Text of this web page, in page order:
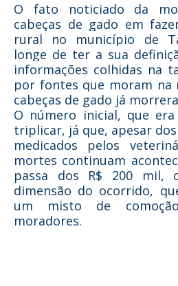
O fato noticiado da
cabeças de gado em
rural no município de
longe de ter a sua
informações colhidas na
por fontes que moram na
cabeças de gado já
O número inicial, que
triplicar, já que, apesar
medicados pelos
mortes continuam
passa dos R$ 200 mil,
dimensão do ocorrido,
um misto de
moradores.